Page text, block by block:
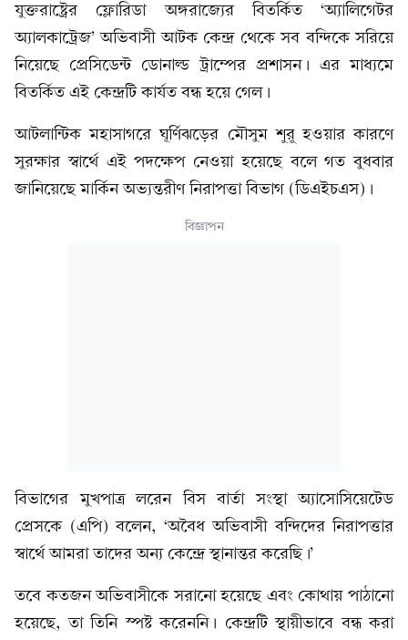
যুক্তরাষ্ট্রের ফ্লোরিডা অঙ্গরাজ্যের বিতর্কিত ‘অ্যালিগেটর
অ্যালকাট্রেজ’ অভিবাসী আটক কেন্দ্র থেকে সব বন্দিকে সরিয়ে
নিয়েছে প্রেসিডেন্ট ডোনাল্ড ট্রাম্পের প্রশাসন। এর মাধ্যমে
বিতর্কিত এই কেন্দ্রটি কার্যত বন্ধ হয়ে গেল।
আটলান্টিক মহাসাগরে ঘূর্ণিঝড়ের মৌসুম শুরু হওয়ার কারণে
সুরক্ষার স্বার্থে এই পদক্ষেপ নেওয়া হয়েছে বলে গত বুধবার
জানিয়েছে মার্কিন অভ্যন্তরীণ নিরাপত্তা বিভাগ (ডিএইচএস)।
বিজ্ঞাপন
বিভাগের মুখপাত্র লরেন বিস বার্তা সংস্থা অ্যাসোসিয়েটেড
প্রেসকে (এপি) বলেন, ‘অবৈধ অভিবাসী বন্দিদের নিরাপত্তার
স্বার্থে আমরা তাদের অন্য কেন্দ্রে স্থানান্তর করেছি।’
তবে কতজন অভিবাসীকে সরানো হয়েছে এবং কোথায় পাঠানো
হয়েছে, তা তিনি স্পষ্ট করেননি। কেন্দ্রটি স্থায়ীভাবে বন্ধ করা